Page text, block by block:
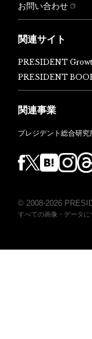
お問い合わせ
関連サイト
PRESIDENT
PRESIDENT
関連事業
プレジデント総合研究
© 2008-2026
すべての画像・データに